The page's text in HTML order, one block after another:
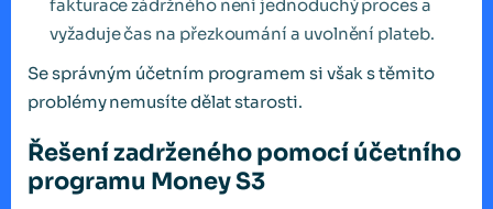
fakturace zádržného není jednoduchý proces a
vyžaduje čas na přezkoumání a uvolnění plateb.
Se správným účetním programem si však s těmito
problémy nemusíte dělat starosti.
Řešení zadrženého pomocí účetního
programu Money S3